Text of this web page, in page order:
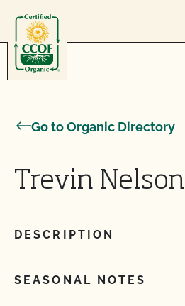
Go to Organic Directory
Trevin Nelson
DESCRIPTION
SEASONAL NOTES